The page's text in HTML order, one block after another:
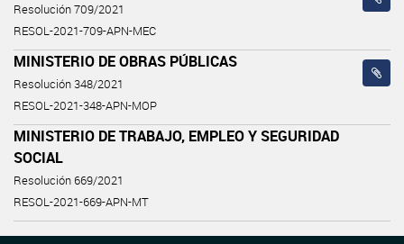
Resolución 709/2021
RESOL-2021-709-APN-MEC
MINISTERIO DE OBRAS PÚBLICAS
Resolución 348/2021
RESOL-2021-348-APN-MOP
MINISTERIO DE TRABAJO, EMPLEO Y SEGURIDAD
SOCIAL
Resolución 669/2021
RESOL-2021-669-APN-MT